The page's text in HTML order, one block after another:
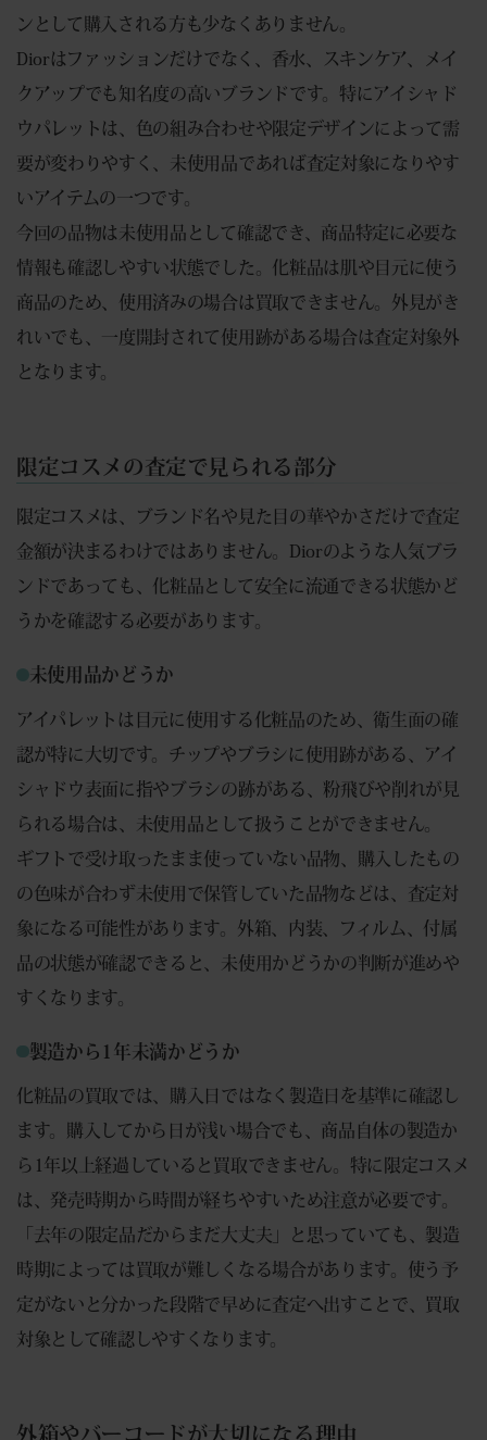
ンとして購入される方も少なくありません。
Diorはファッションだけでなく、香水、スキンケア、メイ
クアップでも知名度の高いブランドです。特にアイシャド
ウパレットは、色の組み合わせや限定デザインによって需
要が変わりやすく、未使用品であれば査定対象になりやす
いアイテムの一つです。
今回の品物は未使用品として確認でき、商品特定に必要な
情報も確認しやすい状態でした。化粧品は肌や目元に使う
商品のため、使用済みの場合は買取できません。外見がき
れいでも、一度開封されて使用跡がある場合は査定対象外
となります。
限定コスメの査定で見られる部分
限定コスメは、ブランド名や見た目の華やかさだけで査定
金額が決まるわけではありません。Diorのような人気ブラ
ンドであっても、化粧品として安全に流通できる状態かど
うかを確認する必要があります。
未使用品かどうか
アイパレットは目元に使用する化粧品のため、衛生面の確
認が特に大切です。チップやブラシに使用跡がある、アイ
シャドウ表面に指やブラシの跡がある、粉飛びや削れが見
られる場合は、未使用品として扱うことができません。
ギフトで受け取ったまま使っていない品物、購入したもの
の色味が合わず未使用で保管していた品物などは、査定対
象になる可能性があります。外箱、内装、フィルム、付属
品の状態が確認できると、未使用かどうかの判断が進めや
すくなります。
製造から1年未満かどうか
化粧品の買取では、購入日ではなく製造日を基準に確認し
ます。購入してから日が浅い場合でも、商品自体の製造か
ら1年以上経過していると買取できません。特に限定コスメ
は、発売時期から時間が経ちやすいため注意が必要です。
「去年の限定品だからまだ大丈夫」と思っていても、製造
時期によっては買取が難しくなる場合があります。使う予
定がないと分かった段階で早めに査定へ出すことで、買取
対象として確認しやすくなります。
外箱やバーコードが大切になる理由